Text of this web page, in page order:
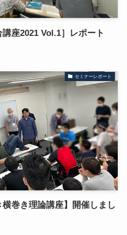
座2021 Vol.1］レポート
セミナーレポート
巻き理論講座】開催しまし